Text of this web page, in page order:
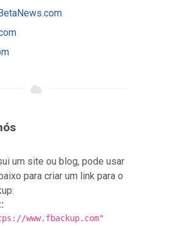
um site ou blog, pode usar
para criar um link para o
www.fbackup.com"